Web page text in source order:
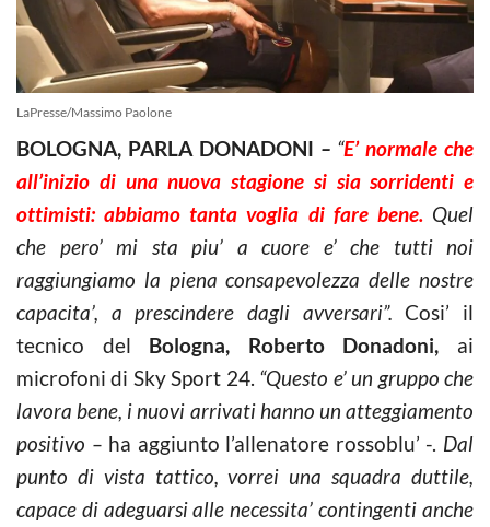
LaPresse/Massimo Paolone
BOLOGNA, PARLA DONADONI – “E’ normale che
all’inizio di una nuova stagione si sia sorridenti e
ottimisti: abbiamo tanta voglia di fare bene. Quel
che pero’ mi sta piu’ a cuore e’ che tutti noi
raggiungiamo la piena consapevolezza delle nostre
capacita’, a prescindere dagli avversari”. Cosi’ il
tecnico del Bologna, Roberto Donadoni, ai
microfoni di Sky Sport 24. “Questo e’ un gruppo che
lavora bene, i nuovi arrivati hanno un atteggiamento
positivo – ha aggiunto l’allenatore rossoblu’ -. Dal
punto di vista tattico, vorrei una squadra duttile,
capace di adeguarsi alle necessita’ contingenti anche